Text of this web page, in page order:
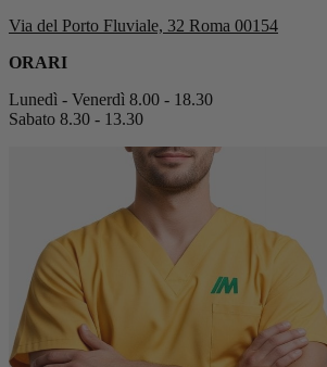
Via del Porto Fluviale, 32 Roma 00154
ORARI
Lunedì - Venerdì 8.00 - 18.30
Sabato 8.30 - 13.30